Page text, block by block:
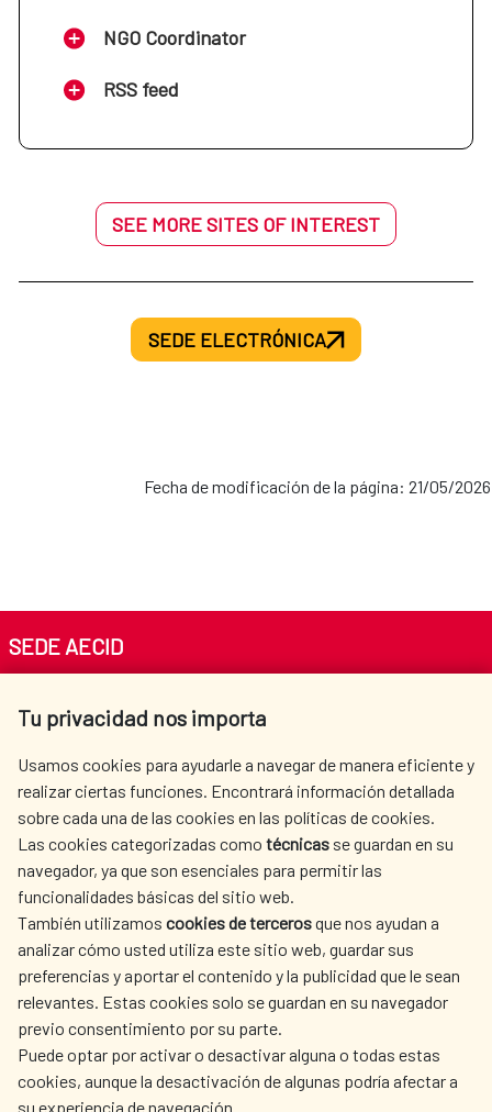
NGO Coordinator
RSS feed
SEE MORE SITES OF INTEREST
SEDE ELECTRÓNICA
Fecha de modificación de la página: 21/05/2026
Tu privacidad nos importa
Usamos cookies para ayudarle a navegar de manera eficiente y
realizar ciertas funciones. Encontrará información detallada
sobre cada una de las cookies en las políticas de cookies.
Las cookies categorizadas como técnicas se guardan en su
navegador, ya que son esenciales para permitir las
funcionalidades básicas del sitio web.
También utilizamos cookies de tercerosque nos ayudan a
analizar cómo usted utiliza este sitio web, guardar sus
preferencias y aportar el contenido y la publicidad que le sean
relevantes. Estas cookies solo se guardan en su navegador
previo consentimiento por su parte.
Puede optar por activar o desactivar alguna o todas estas
cookies, aunque la desactivación de algunas podría afectar a
su experiencia de navegación.
SEDE AECID
Tel. +34 900 20 30 54​​​​​​​
AECID
WHERE DO WE COOPERATE?
SPANISH HUMANITARIAN
ACTION
PRESS ROOM
CULTURE AND SCIENCE LIBRARY
OUR SOCIAL MEDIA